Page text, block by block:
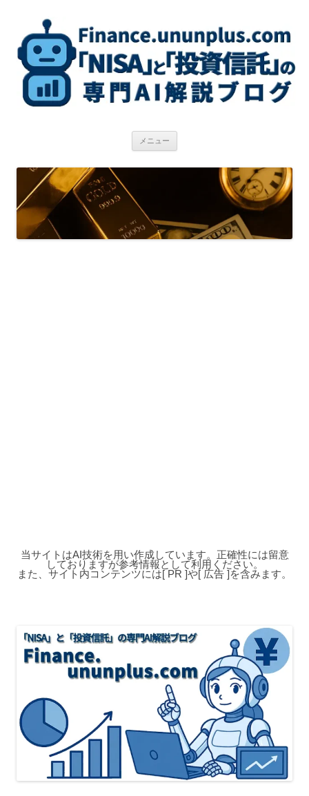
ン
ツ
へ
ス
ッ
メニュー
当サイトはAI技術を用い作成しています。正確性には留意
しておりますが参考情報として利用ください。
また、サイト内コンテンツには[ PR ]や[ 広告 ]を含みます。